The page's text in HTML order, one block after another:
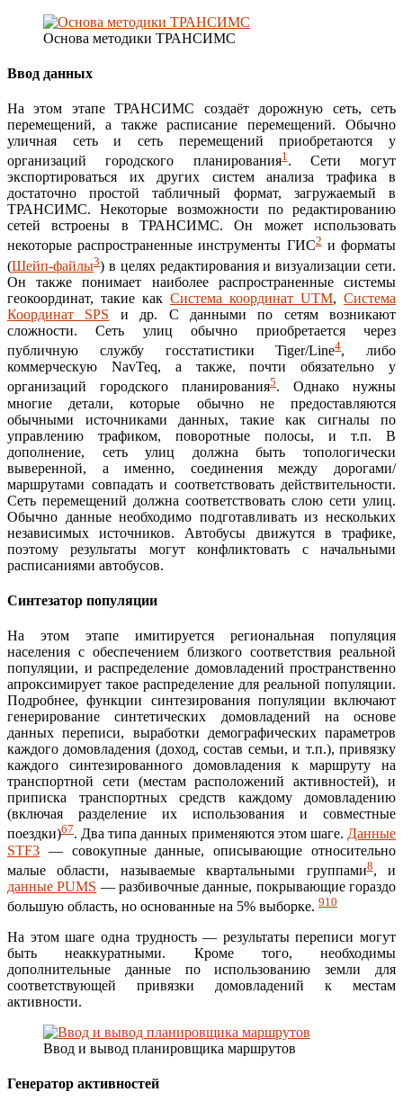
Основа методики ТРАНСИМС
Ввод данных
На этом этапе ТРАНСИМС создаёт дорожную сеть, сеть
перемещений, а также расписание перемещений. Обычно
уличная сеть и сеть перемещений приобретаются у
организаций городского планирования1. Сети могут
экспортироваться их других систем анализа трафика в
достаточно простой табличный формат, загружаемый в
ТРАНСИМС. Некоторые возможности по редактированию
сетей встроены в ТРАНСИМС. Он может использовать
некоторые распространенные инструменты ГИС2и форматы
(Шейп-файлы3) в целях редактирования и визуализации сети.
Он также понимает наиболее распространенные системы
геокоординат, такие как Система координат UTM, Система
Координат SPS и др. С данными по сетям возникают
сложности. Сеть улиц обычно приобретается через
публичную службу госстатистики Tiger/Line4, либо
коммерческую NavTeq, а также, почти обязательно у
организаций городского планирования5. Однако нужны
многие детали, которые обычно не предоставляются
обычными источниками данных, такие как сигналы по
управлению трафиком, поворотные полосы, и т.п. В
дополнение, сеть улиц должна быть топологически
выверенной, а именно, соединения между дорогами/
маршрутами совпадать и соответствовать действительности.
Сеть перемещений должна соответствовать слою сети улиц.
Обычно данные необходимо подготавливать из нескольких
независимых источников. Автобусы движутся в трафике,
поэтому результаты могут конфликтовать с начальными
расписаниями автобусов.
Синтезатор популяции
На этом этапе имитируется региональная популяция
населения с обеспечением близкого соответствия реальной
популяции, и распределение домовладений пространственно
апроксимирует такое распределение для реальной популяции.
Подробнее, функции синтезирования популяции включают
генерирование синтетических домовладений на основе
данных переписи, выработки демографических параметров
каждого домовладения (доход, состав семьи, и т.п.), привязку
каждого синтезированного домовладения к маршруту на
транспортной сети (местам расположений активностей), и
приписка транспортных средств каждому домовладению
(включая разделение их использования и совместные
поездки)67. Два типа данных применяются этом шаге. Данные
STF3 — совокупные данные, описывающие относительно
малые области, называемые квартальными группами8, и
данные PUMS — разбивочные данные, покрывающие гораздо
большую область, но основанные на 5% выборке. 910
На этом шаге одна трудность — результаты переписи могут
быть неаккуратными. Кроме того, необходимы
дополнительные данные по использованию земли для
соответствующей привязки домовладений к местам
активности.
Ввод и вывод планировщика маршрутов
Генератор активностей